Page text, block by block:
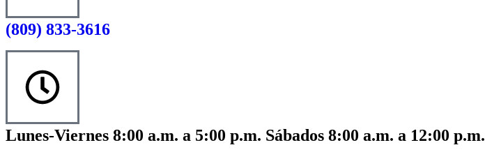
(809) 833-3616
Lunes-Viernes 8:00 a.m. a 5:00 p.m. Sábados 8:00 a.m. a 12:00 p.m.